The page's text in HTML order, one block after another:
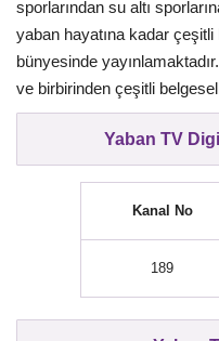
sporlarından su altı
yaban hayatına kadar çeşitli
bünyesinde
ve birbirinden çeşitli
Yaban TV
Kanal No
189